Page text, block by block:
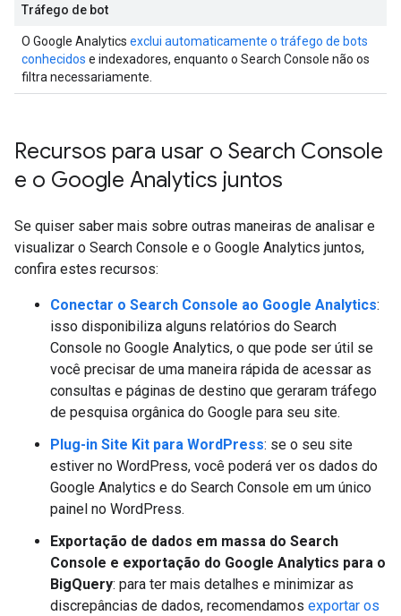
Tráfego de bot
O Google Analytics exclui automaticamente o tráfego de bots
conhecidos e indexadores, enquanto o Search Console não os
filtra necessariamente.
Recursos para usar o Search Console
e o Google Analytics juntos
Se quiser saber mais sobre outras maneiras de analisar e
visualizar o Search Console e o Google Analytics juntos,
confira estes recursos:
Conectar o Search Console ao Google Analytics:
isso disponibiliza alguns relatórios do Search
Console no Google Analytics, o que pode ser útil se
você precisar de uma maneira rápida de acessar as
consultas e páginas de destino que geraram tráfego
de pesquisa orgânica do Google para seu site.
Plug-in Site Kit para WordPress: se o seu site
estiver no WordPress, você poderá ver os dados do
Google Analytics e do Search Console em um único
painel no WordPress.
Exportação de dados em massa do Search
Console e exportação do Google Analytics para o
BigQuery: para ter mais detalhes e minimizar as
discrepâncias de dados, recomendamos exportar os